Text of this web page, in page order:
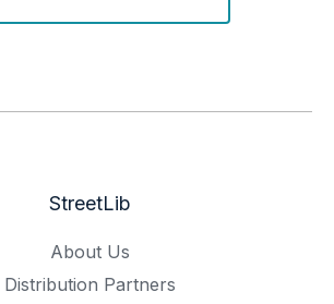
StreetLib
About Us
Distribution Partners